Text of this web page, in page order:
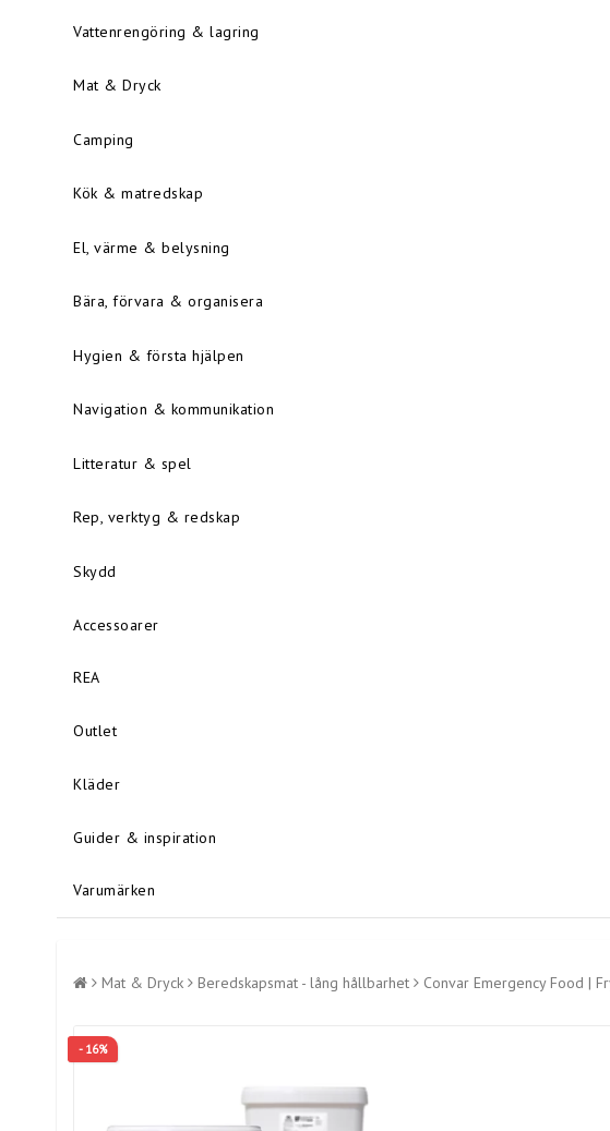
Vattenrengöring & lagring
Mat & Dryck
Camping
Kök & matredskap
El, värme & belysning
Bära, förvara & organisera
Hygien & första hjälpen
Navigation & kommunikation
Litteratur & spel
Rep, verktyg & redskap
Skydd
Accessoarer
REA
Outlet
Kläder
Guider & inspiration
Varumärken
Mat & Dryck Beredskapsmat - lång hållbarhet Convar Emergency Food |
- 16%